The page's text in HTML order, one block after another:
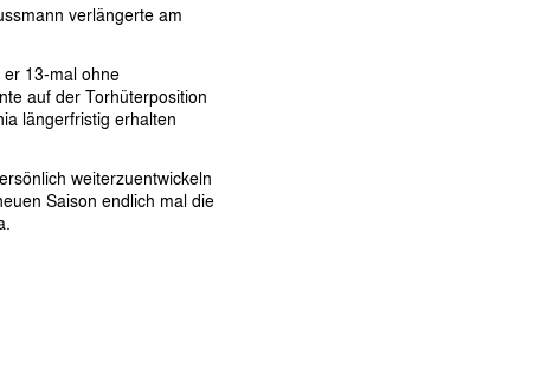
verlängerte am
13-mal ohne
auf der Torhüterposition
längerfristig erhalten
weiterzuentwickeln
Saison endlich mal die